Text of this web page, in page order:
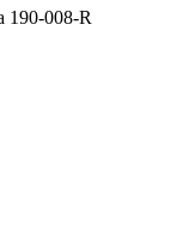
190-008-R